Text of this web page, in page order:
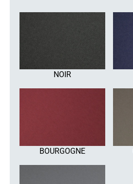
NOIR
BOURGOGNE